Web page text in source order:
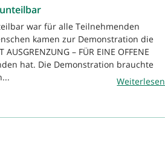
war für alle Teilnehmenden
kamen zur Demonstration die
– FÜR EINE OFFENE
hat. Die Demonstration brauchte
Weiterlesen